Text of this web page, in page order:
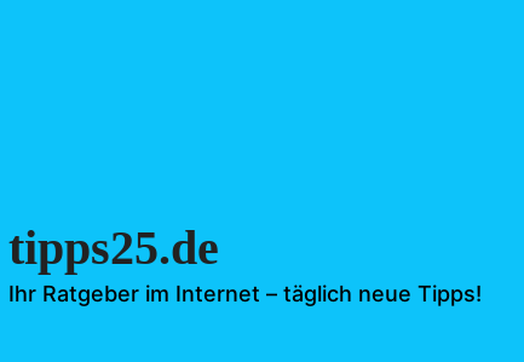
tipps25.de
Ihr Ratgeber im Internet – täglich neue Tipps!